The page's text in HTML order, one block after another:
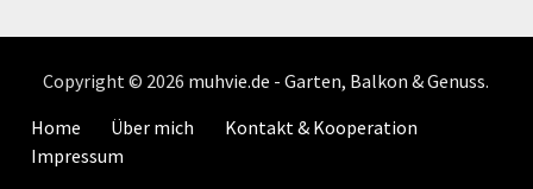
Copyright © 2026 muhvie.de - Garten, Balkon & Genuss.
Home
Über mich
Kontakt & Kooperation
Impressum